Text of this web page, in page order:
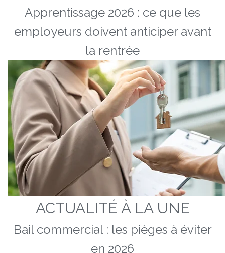
Apprentissage 2026 : ce que les
employeurs doivent anticiper avant
la rentrée
ACTUALITÉ À LA UNE
Bail commercial : les pièges à éviter
en 2026